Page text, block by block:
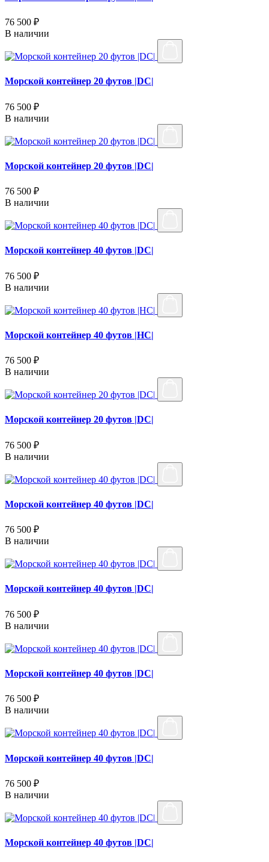
76 500 ₽
В наличии
Морской контейнер 20 футов |DC|
76 500 ₽
В наличии
Морской контейнер 20 футов |DC|
76 500 ₽
В наличии
Морской контейнер 40 футов |DC|
76 500 ₽
В наличии
Морской контейнер 40 футов |HC|
76 500 ₽
В наличии
Морской контейнер 20 футов |DC|
76 500 ₽
В наличии
Морской контейнер 40 футов |DC|
76 500 ₽
В наличии
Морской контейнер 40 футов |DC|
76 500 ₽
В наличии
Морской контейнер 40 футов |DC|
76 500 ₽
В наличии
Морской контейнер 40 футов |DC|
76 500 ₽
В наличии
Морской контейнер 40 футов |DC|